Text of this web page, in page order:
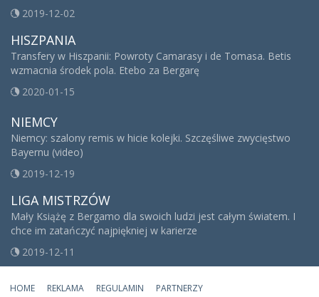
2019-12-02
HISZPANIA
Transfery w Hiszpanii: Powroty Camarasy i de Tomasa. Betis
wzmacnia środek pola. Etebo za Bergarę
2020-01-15
NIEMCY
Niemcy: szalony remis w hicie kolejki. Szczęśliwe zwycięstwo
Bayernu (video)
2019-12-19
LIGA MISTRZÓW
Mały Książę z Bergamo dla swoich ludzi jest całym światem. I
chce im zatańczyć najpiękniej w karierze
2019-12-11
HOME REKLAMA REGULAMIN PARTNERZY